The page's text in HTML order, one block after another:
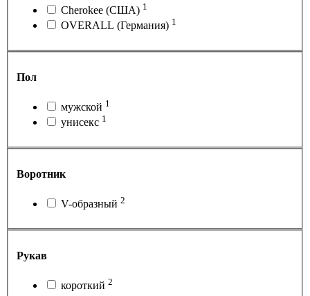
Cherokee (США) 1
OVERALL (Германия) 1
Пол
мужской 1
унисекс 1
Воротник
V-образный 2
Рукав
короткий 2